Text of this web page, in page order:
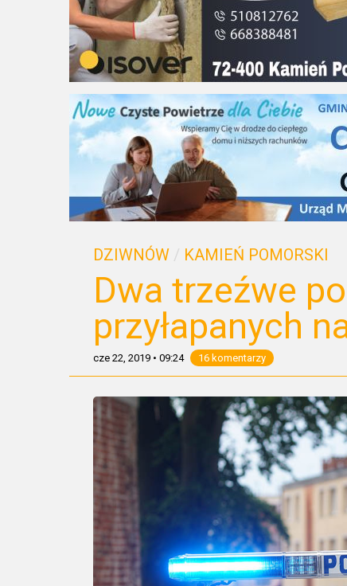
DZIWNÓW / KAMIEŃ POMORSKI
Dwa trzeźwe
przyłapanych
cze 22, 2019 • 09:24 16 komentarzy